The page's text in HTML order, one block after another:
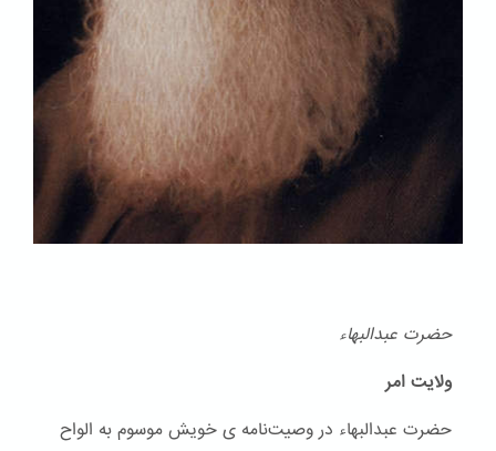
حضرت عبدالبهاء
ولایت امر
حضرت عبدالبهاء در وصیت‌نامه ی خویش موسوم به الواح